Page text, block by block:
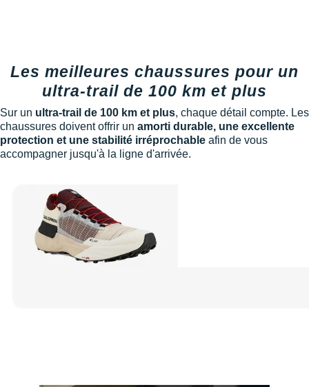
Les meilleures chaussures pour un
ultra-trail de 100 km et plus
Sur un ultra-trail de 100 km et plus, chaque détail compte. Les
chaussures doivent offrir un amorti durable, une excellente
protection et une stabilité irréprochable afin de vous
accompagner jusqu'à la ligne d'arrivée.